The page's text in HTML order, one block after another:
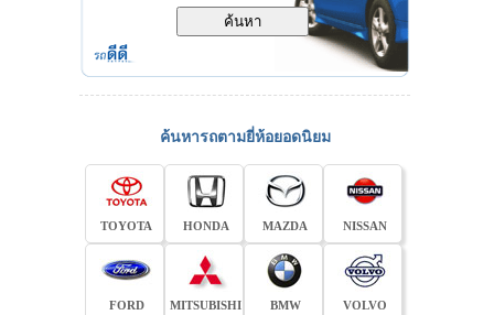
ค้นหารถตามยี่ห้อยอดนิยม
TOYOTA HONDA MAZDA NISSAN
FORD MITSUBISHI BMW VOLVO